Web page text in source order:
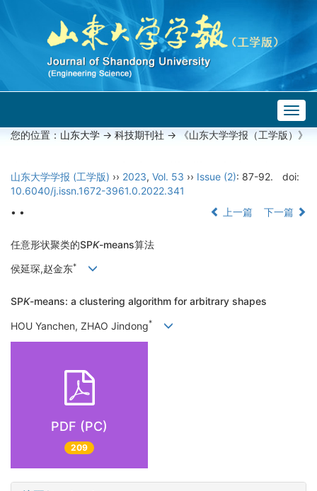
您的位置： 山东大学 -> 科技期刊社 -> 《山东大学学报（工学版）》
山东大学学报 (工学版) ›› 2023, Vol. 53 ›› Issue (2): 87-92.
doi:
10.6040/j.issn.1672-3961.0.2022.341
• •
上一篇 下一篇
任意形状聚类的SPK-means算法
侯延琛,赵金东*
SPK-means: a clustering algorithm for arbitrary shapes
HOU Yanchen, ZHAO Jindong*
PDF (PC)
209